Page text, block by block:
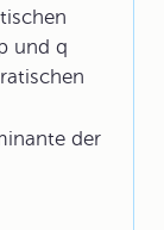
und q
der